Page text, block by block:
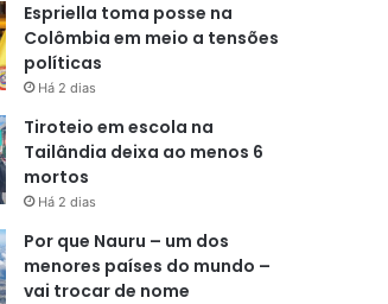
Espriella toma posse na
Colômbia em meio a tensões
políticas
Há 2 dias
Tiroteio em escola na
Tailândia deixa ao menos 6
mortos
Há 2 dias
Por que Nauru – um dos
menores países do mundo –
vai trocar de nome